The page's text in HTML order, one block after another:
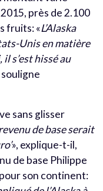
près de 2.100
fruits: «L’Alaska
Unis en matière
s’est hissé au
souligne
sans glisser
de base serait
», explique-t-il,
de base Philippe
son continent: